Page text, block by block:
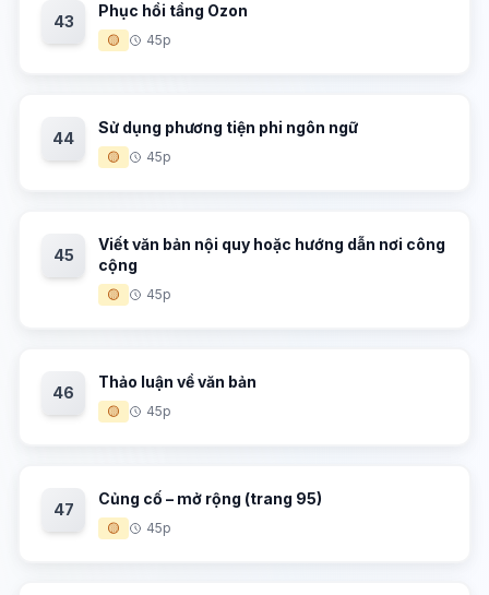
43
Phục hồi tầng Ozon
🟡 45p
44
Sử dụng phương tiện phi ngôn ngữ
🟡 45p
45
Viết văn bản nội quy hoặc hướng dẫn nơi công
cộng
🟡 45p
46
Thảo luận về văn bản
🟡 45p
47
Củng cố – mở rộng (trang 95)
🟡 45p